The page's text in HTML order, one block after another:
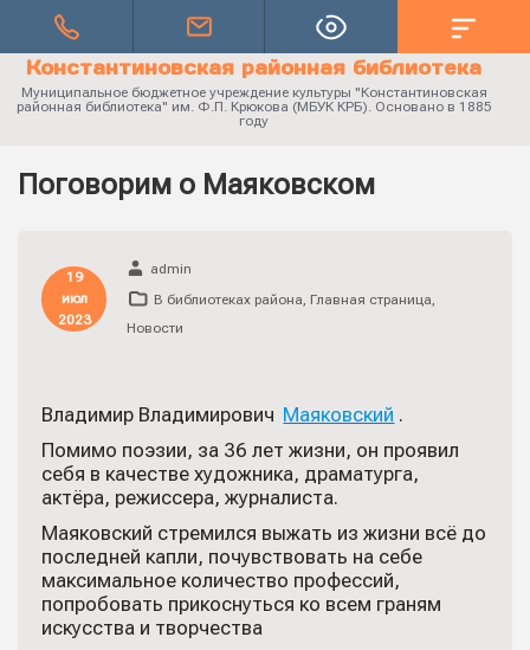
Константиновская районная библиотека
Муниципальное бюджетное учреждение культуры "Константиновская
районная библиотека" им. Ф.П. Крюкова (МБУК КРБ). Основано в 1885
году
Поговорим о Маяковском
19
июл
2023
admin
В библиотеках района, Главная страница,
Новости
Владимир Владимирович Маяковский .
Помимо поэзии, за 36 лет жизни, он проявил
себя в качестве художника, драматурга,
актёра, режиссера, журналиста.
Маяковский стремился выжать из жизни всё до
последней капли, почувствовать на себе
максимальное количество профессий,
попробовать прикоснуться ко всем граням
искусства и творчества